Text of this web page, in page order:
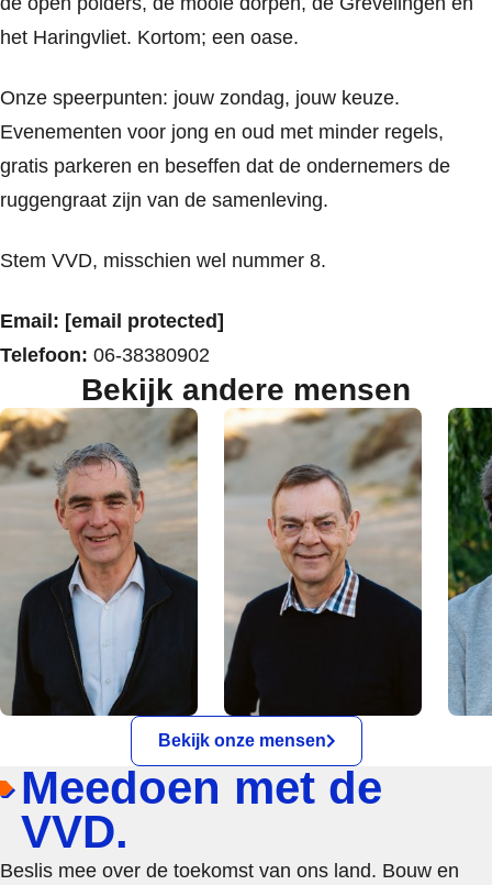
het Haringvliet. Kortom; een oase.
Onze speerpunten: jouw zondag, jouw keuze.
Evenementen voor jong en oud met minder regels,
gratis parkeren en beseffen dat de ondernemers de
ruggengraat zijn van de samenleving.
Stem VVD, misschien wel nummer 8.
Email: [email protected]
Telefoon: 06-38380902
Bekijk andere mensen
Bekijk onze mensen
Meedoen met de
VVD.
Beslis mee over de toekomst van ons land. Bouw en